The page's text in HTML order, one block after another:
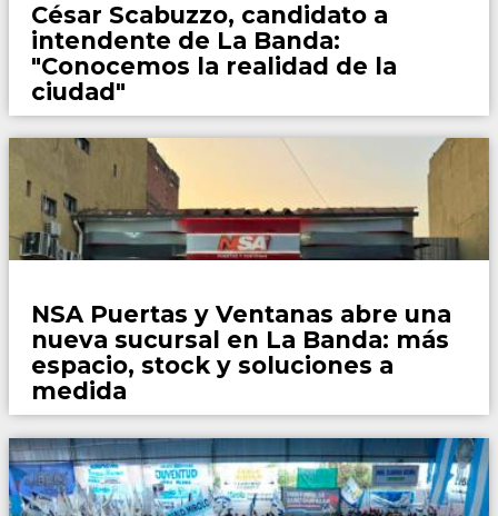
César Scabuzzo, candidato a
intendente de La Banda:
"Conocemos la realidad de la
ciudad"
NSA Puertas y Ventanas abre una
nueva sucursal en La Banda: más
espacio, stock y soluciones a
medida